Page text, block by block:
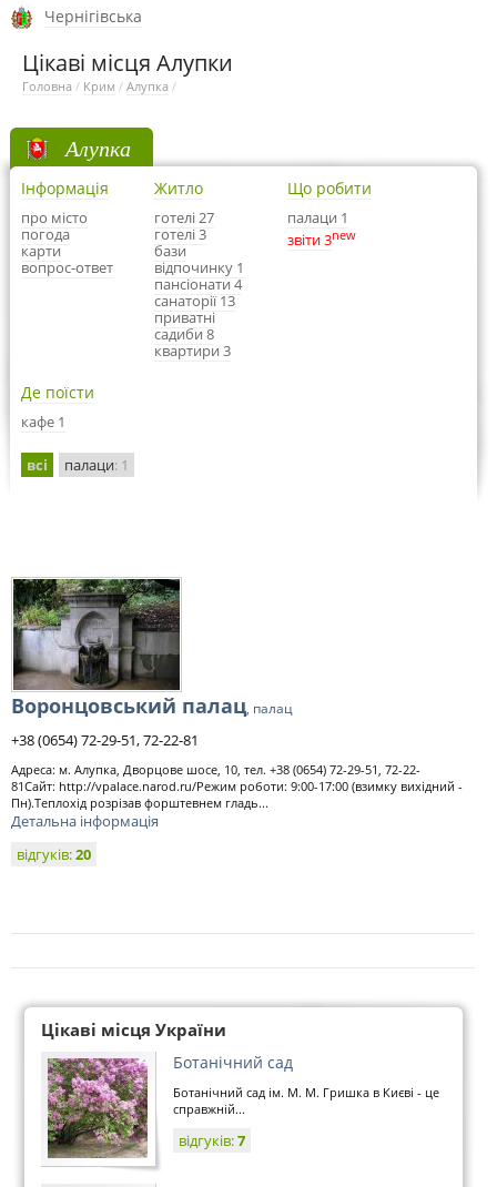
Чернігівська
Цікаві місця Алупки
Головна / Крим / Алупка /
Алупка
Інформація
про місто
погода
карти
вопрос-ответ
Житло
готелі 27
готелі 3
бази
відпочинку 1
пансіонати 4
санаторії 13
приватні
садиби 8
квартири 3
Що робити
палаци 1
звіти 3new
Де поїсти
кафе 1
всі палаци: 1
Воронцовський палац, палац
+38 (0654) 72-29-51, 72-22-81
Адреса: м. Алупка, Дворцове шосе, 10, тел. +38 (0654) 72-29-51, 72-22-
81Сайт: http://vpalace.narod.ru/Режим роботи: 9:00-17:00 (взимку вихідний -
Пн).Теплохід розрізав форштевнем гладь...
Детальна інформація
відгуків:20
Цікаві місця України
Ботанічний сад
Ботанічний сад ім. М. М. Гришка в Києві - це
справжній...
відгуків:7